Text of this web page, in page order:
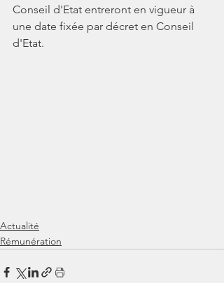
Conseil d'Etat entreront en vigueur à
une date fixée par décret en Conseil
d'Etat.
Actualité
Rémunération